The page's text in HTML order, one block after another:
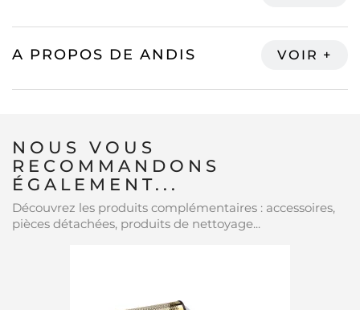
A PROPOS DE ANDIS
NOUS VOUS
RECOMMANDONS
ÉGALEMENT...
Découvrez les produits complémentaires : accessoires,
pièces détachées, produits de nettoyage...